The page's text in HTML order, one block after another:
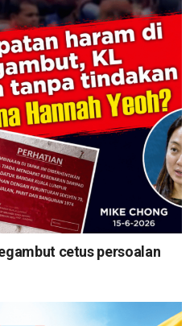
cetus persoalan